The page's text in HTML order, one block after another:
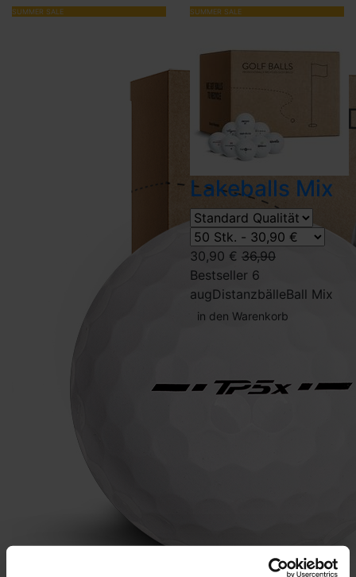
SUMMER SALE SUMMER SALE
Lakeballs Mix
30,90 € 36,90
Bestseller 6
augDistanzbälleBall Mix
in den Warenkorb